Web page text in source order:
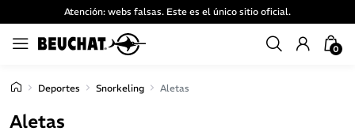
Atención: webs falsas. Este es el único sitio oficial.
0
Deportes Snorkeling Aletas
Aletas